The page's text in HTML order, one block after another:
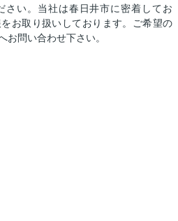
さい。当社は春日井市に密着してお
お取り扱いしております。ご希望の
お問い合わせ下さい。